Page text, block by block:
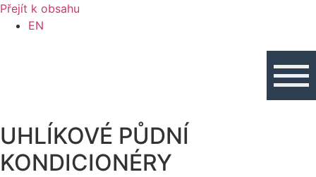
Přejít k obsahu
EN
UHLÍKOVÉ PŮDNÍ
KONDICIONÉRY